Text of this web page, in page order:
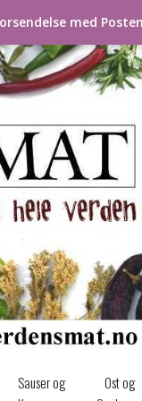
Sauser og
Ost og
med